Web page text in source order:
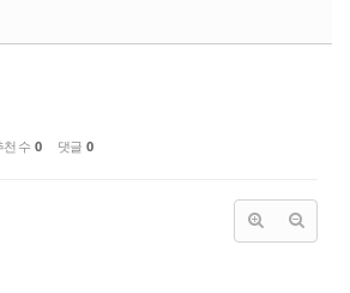
천 수 0 댓글 0